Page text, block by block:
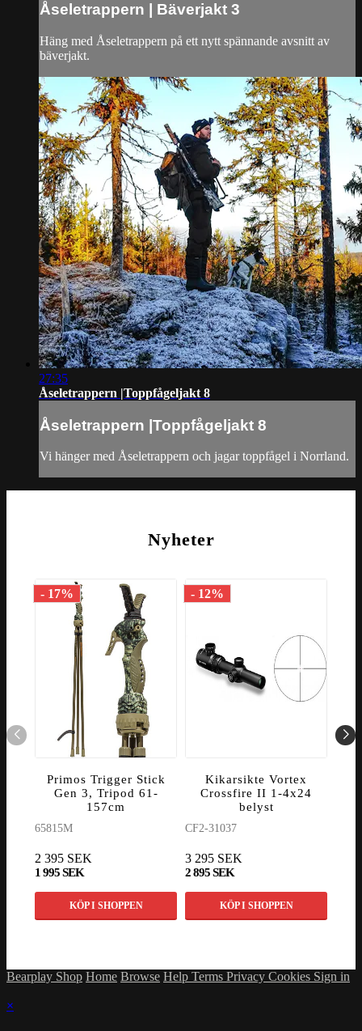
Åseletrappern | Bäverjakt 3
Häng med Åseletrappern på ett nytt spännande avsnitt av
bäverjakt.
27:35
Åseletrappern |Toppfågeljakt 8
Åseletrappern |Toppfågeljakt 8
Vi hänger med Åseletrappern och jagar toppfågel i Norrland.
Nyheter
- 17%
Primos Trigger Stick
Gen 3, Tripod 61-
157cm
65815M
2 395 SEK
1 995 SEK
KÖP I SHOPPEN
- 12%
Kikarsikte Vortex
Crossfire II 1-4x24
belyst
CF2-31037
3 295 SEK
2 895 SEK
KÖP I SHOPPEN
Bearplay Shop Home Browse Help Terms Privacy Cookies Sign in
×